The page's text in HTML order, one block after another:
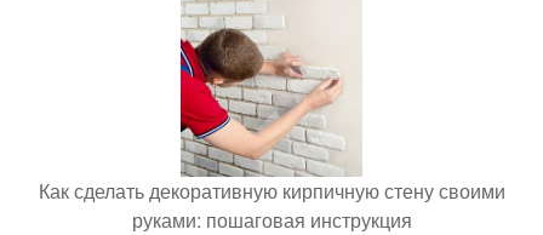
Как сделать декоративную кирпичную стену своими
руками: пошаговая инструкция